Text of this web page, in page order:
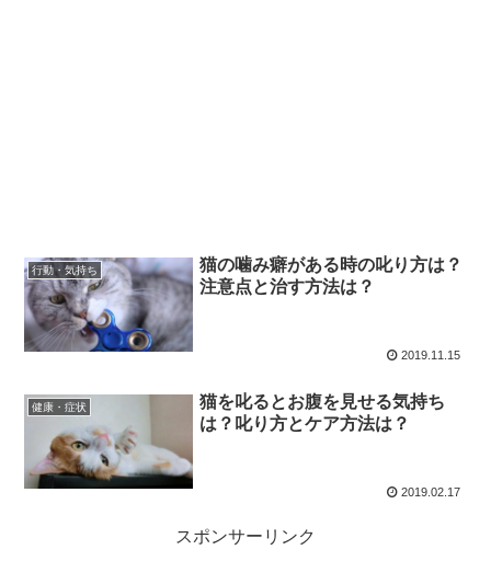
行動・気持ち
猫の噛み癖がある時の叱り方は？
注意点と治す方法は？
2019.11.15
健康・症状
猫を叱るとお腹を見せる気持ち
は？叱り方とケア方法は？
2019.02.17
スポンサーリンク